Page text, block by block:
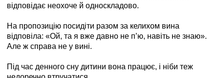
відповідає неохоче й односкладово.
На пропозицію посидіти разом за келихом вина
відповіла: «Ой, та я вже давно не п’ю, навіть не знаю».
Але ж справа не у вині.
Під час денного сну дитини вона працює, і ніби теж